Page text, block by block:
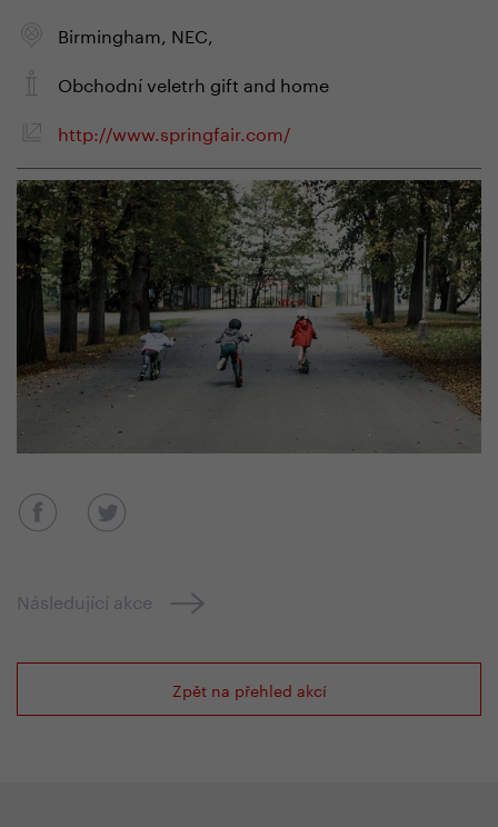
Birmingham, NEC,
Obchodní veletrh gift and home
http://www.springfair.com/
Následující akce
Zpět na přehled akcí